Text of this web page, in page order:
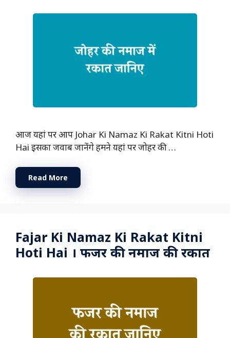
आज यहां पर आप Johar Ki Namaz Ki Rakat Kitni Hoti
Hai इसका जवाब जानेंगे हमने यहां पर जोहर की …
Read More
Fajar Ki Namaz Ki Rakat Kitni
Hoti Hai । फजर की नमाज की रकात